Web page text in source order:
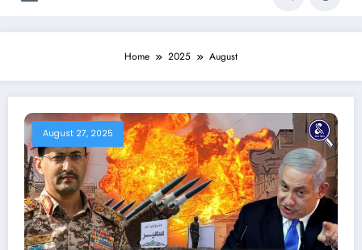
Home 2025 August
August 27, 2025